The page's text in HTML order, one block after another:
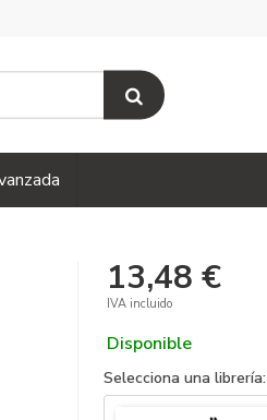
13,48 €
IVA incluido
Disponible
Selecciona una librería: